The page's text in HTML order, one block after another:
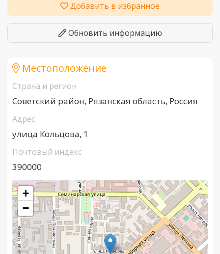
Добавить в избранное
Обновить информацию
Местоположение
Страна и регион
Советский район, Рязанская область, Россия
Адрес
улица Кольцова, 1
Почтовый индекс
390000
+
−